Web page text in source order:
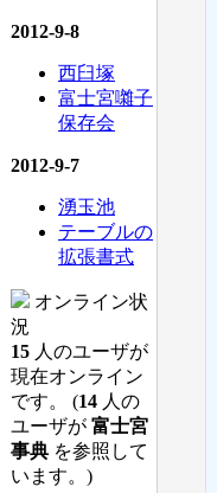
2012-9-8
西臼塚
富士宮囃子
保存会
2012-9-7
湧玉池
テーブルの
拡張書式
オンライン状
況
15 人のユーザが
現在オンライン
です。 (14 人の
ユーザが 富士宮
事典 を参照して
います。)